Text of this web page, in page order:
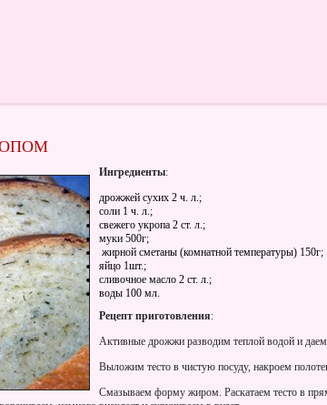
Ингредиенты:
дрожжей сухих 2 ч. л.;
соли 1 ч. л.;
свежего укропа 2 ст. л.;
муки 500г;
жирной сметаны (комнатной температуры) 150г;
яйцо 1шт.;
сливочное масло 2 ст. л.;
воды 100 мл.
Рецепт приготовления:
Активные дрожжи разводим теплой водой и
Выложим тесто в чистую посуду, накроем
Смазываем форму жиром. Раскатаем тесто в